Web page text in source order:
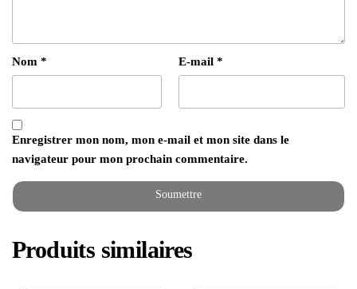
Nom * E-mail *
Enregistrer mon nom, mon e-mail et mon site dans le
navigateur pour mon prochain commentaire.
Produits similaires